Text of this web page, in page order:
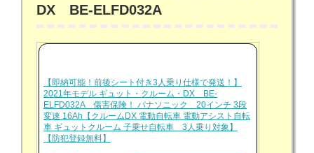
DX BE-ELFD032A
【即納可能！前後シート付き3人乗り仕様で発送！】
2021年モデル ギュット・クルーム・DX BE-
ELFD032A 傷害保険！ パナソニック 20インチ 3段
変速 16Ah【クルームDX 電動自転車 電動アシスト自転
車 ギュットクルーム 子乗せ自転車 3人乗り対象】
【防犯登録無料】